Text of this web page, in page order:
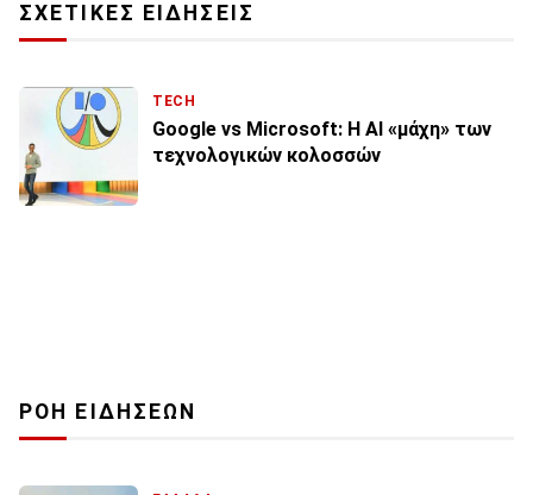
ΣΧΕΤΙΚΕΣ ΕΙΔΗΣΕΙΣ
TECH
Google vs Microsoft: Η ΑΙ «μάχη» των
τεχνολογικών κολοσσών
ΡΟΗ ΕΙΔΗΣΕΩΝ